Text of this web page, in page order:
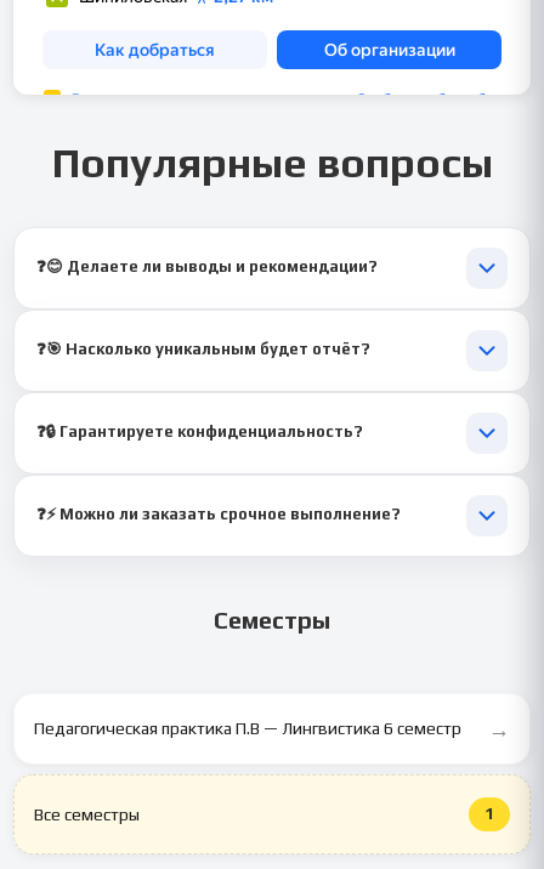
Популярные вопросы
❓😊 Делаете ли выводы и рекомендации?
❓🎯 Насколько уникальным будет отчёт?
соответствует требованиям Синергии.
❓🔒 Гарантируете конфиденциальность?
отчёта.
❓⚡ Можно ли заказать срочное выполнение?
Семестры
Педагогическая практика П.В — Лингвистика 6 семестр →
Все семестры 1